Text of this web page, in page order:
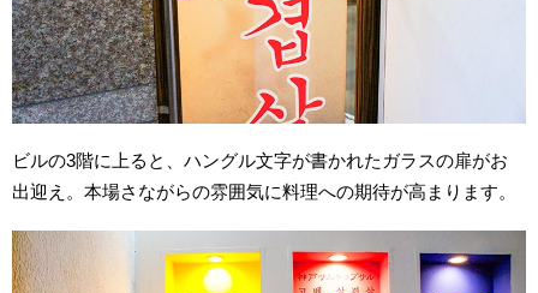
ビルの3階に上ると、ハングル文字が書かれたガラスの扉がお
出迎え。本場さながらの雰囲気に料理への期待が高まります。